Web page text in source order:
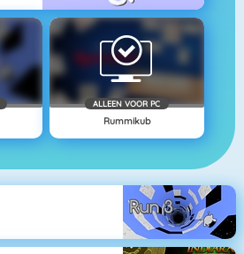
ALLEEN VOOR PC
Rummikub